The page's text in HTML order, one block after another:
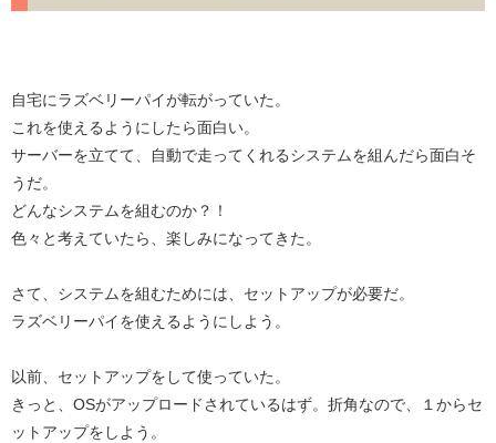
自宅にラズベリーパイが転がっていた。
これを使えるようにしたら面白い。
サーバーを立てて、自動で走ってくれるシステムを組んだら面白そ
うだ。
どんなシステムを組むのか？！
色々と考えていたら、楽しみになってきた。
さて、システムを組むためには、セットアップが必要だ。
ラズベリーパイを使えるようにしよう。
以前、セットアップをして使っていた。
きっと、OSがアップロードされているはず。折角なので、１からセ
ットアップをしよう。